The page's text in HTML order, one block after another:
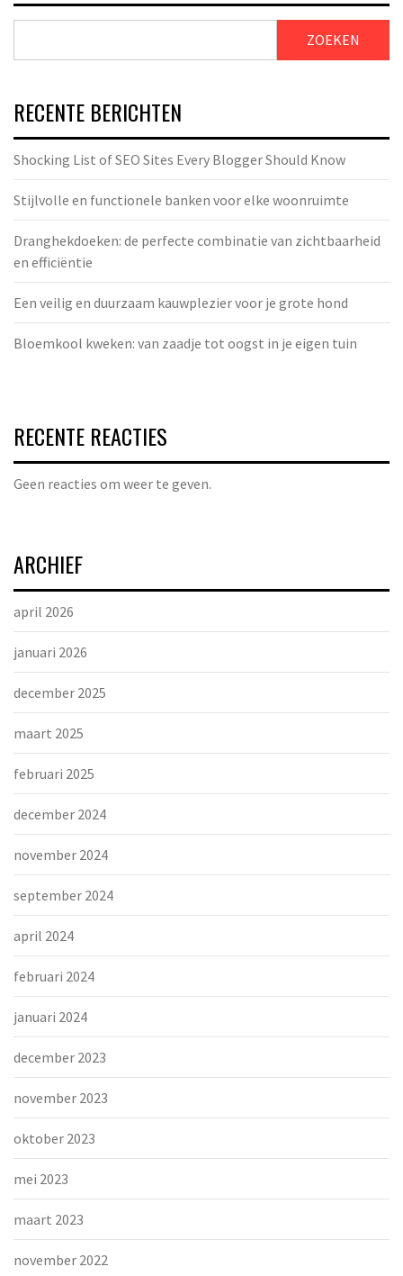
ZOEKEN
RECENTE BERICHTEN
Shocking List of SEO Sites Every Blogger Should Know
Stijlvolle en functionele banken voor elke woonruimte
Dranghekdoeken: de perfecte combinatie van zichtbaarheid
en efficiëntie
Een veilig en duurzaam kauwplezier voor je grote hond
Bloemkool kweken: van zaadje tot oogst in je eigen tuin
RECENTE REACTIES
Geen reacties om weer te geven.
ARCHIEF
april 2026
januari 2026
december 2025
maart 2025
februari 2025
december 2024
november 2024
september 2024
april 2024
februari 2024
januari 2024
december 2023
november 2023
oktober 2023
mei 2023
maart 2023
november 2022